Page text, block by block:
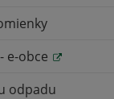
e-obce
odpadu